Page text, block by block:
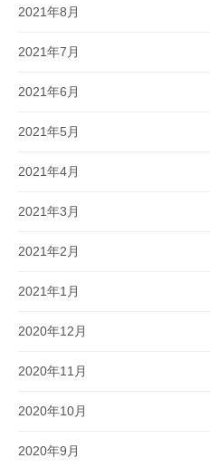
2021年8月
2021年7月
2021年6月
2021年5月
2021年4月
2021年3月
2021年2月
2021年1月
2020年12月
2020年11月
2020年10月
2020年9月